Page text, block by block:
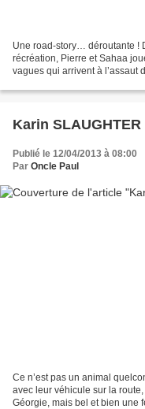
Une road-story… déroutante !
récréation, Pierre et Sahaa
vagues qui arrivent à l’assaut
Karin
Publié le 12/04/2013 à 08:00
Par Oncle Paul
Ce n’est pas un animal
avec leur véhicule sur la
Géorgie, mais bel et bien une